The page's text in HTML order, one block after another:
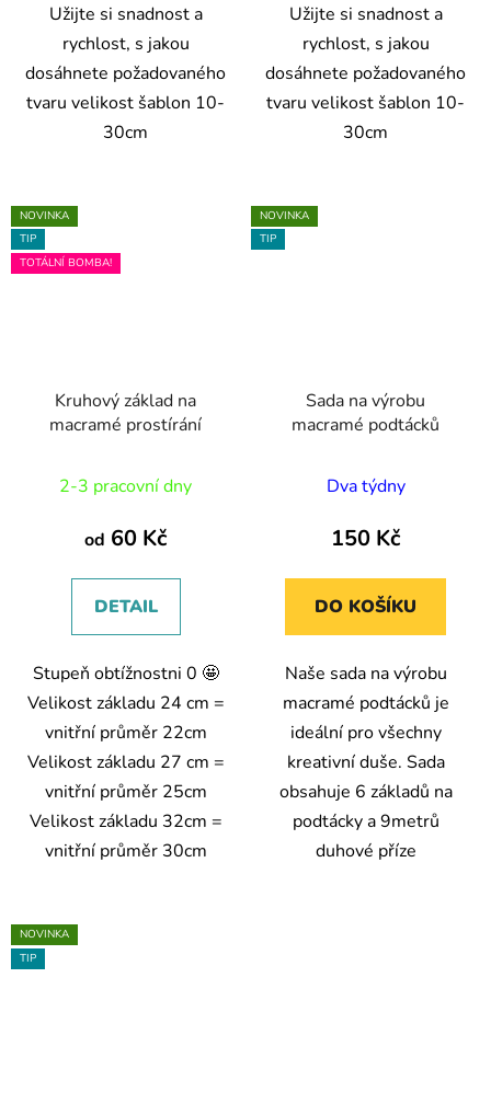
Užijte si snadnost a
rychlost, s jakou
dosáhnete požadovaného
tvaru velikost šablon 10-
30cm
Užijte si snadnost a
rychlost, s jakou
dosáhnete požadovaného
tvaru velikost šablon 10-
30cm
NOVINKA
TIP
TOTÁLNÍ BOMBA!
Kruhový základ na
macramé prostírání
2-3 pracovní dny
od 60 Kč
DETAIL
Stupeň obtížnostni 0 🤩
Velikost základu 24 cm =
vnitřní průměr 22cm
Velikost základu 27 cm =
vnitřní průměr 25cm
Velikost základu 32cm =
vnitřní průměr 30cm
NOVINKA
TIP
Sada na výrobu
macramé podtácků
Dva týdny
150 Kč
DO KOŠÍKU
Naše sada na výrobu
macramé podtácků je
ideální pro všechny
kreativní duše. Sada
obsahuje 6 základů na
podtácky a 9metrů
duhové příze
NOVINKA
TIP